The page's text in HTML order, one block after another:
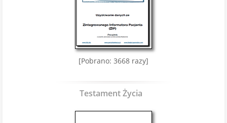
[Pobrano: 3668 razy]
Testament Życia